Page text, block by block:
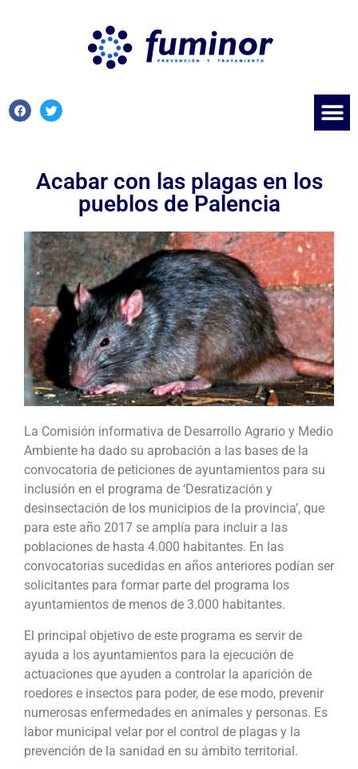
Acabar con las plagas en los
pueblos de Palencia
La Comisión informativa de Desarrollo Agrario y Medio
Ambiente ha dado su aprobación a las bases de la
convocatoria de peticiones de ayuntamientos para su
inclusión en el programa de ‘Desratización y
desinsectación de los municipios de la provincia’, que
para este año 2017 se amplía para incluir a las
poblaciones de hasta 4.000 habitantes. En las
convocatorias sucedidas en años anteriores podían ser
solicitantes para formar parte del programa los
ayuntamientos de menos de 3.000 habitantes.
El principal objetivo de este programa es servir de
ayuda a los ayuntamientos para la ejecución de
actuaciones que ayuden a controlar la aparición de
roedores e insectos para poder, de ese modo, prevenir
numerosas enfermedades en animales y personas. Es
labor municipal velar por el control de plagas y la
prevención de la sanidad en su ámbito territorial.